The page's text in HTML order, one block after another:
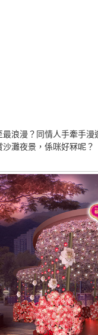
浪漫？同情人手牽手
灘夜景，係咪好冧呢？